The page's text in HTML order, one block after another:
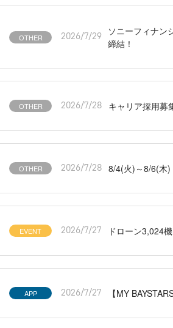
OTHER 2026/7/29
ソニーフィナン
締結！
OTHER 2026/7/28 キャリア採用募
OTHER 2026/7/28 8/4(火)～8/6(木
EVENT 2026/7/27 ドローン3,024
APP 2026/7/27 【MY